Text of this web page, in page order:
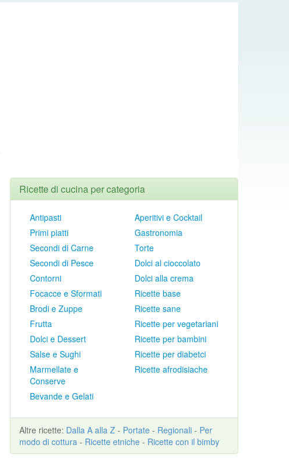
Ricette di cucina per categoria
Antipasti
Primi piatti
Secondi di Carne
Secondi di Pesce
Contorni
Focacce e Sformati
Brodi e Zuppe
Frutta
Dolci e Dessert
Salse e Sughi
Marmellate e
Conserve
Bevande e Gelati
Aperitivi e Cocktail
Gastronomia
Torte
Dolci al cioccolato
Dolci alla crema
Ricette base
Ricette sane
Ricette per vegetariani
Ricette per bambini
Ricette per diabetci
Ricette afrodisiache
Altre ricette: Dalla A alla Z - Portate - Regionali - Per
modo di cottura - Ricette etniche - Ricette con il bimby